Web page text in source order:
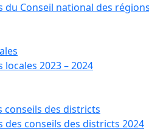
du Conseil national des
locales 2023 – 2024
conseils des districts
des conseils des districts 2024